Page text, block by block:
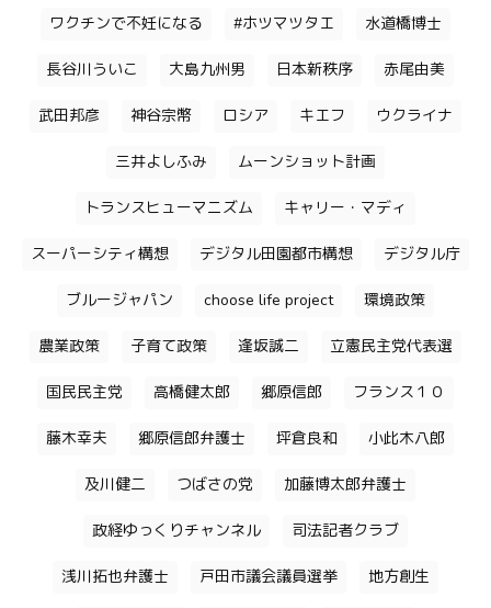
ワクチンで不妊になる #ホツマツタエ 水道橋博士
長谷川ういこ 大島九州男 日本新秩序 赤尾由美
武田邦彦 神谷宗幣 ロシア キエフ ウクライナ
三井よしふみ ムーンショット計画
トランスヒューマニズム キャリー・マディ
スーパーシティ構想 デジタル田園都市構想 デジタル庁
ブルージャパン choose life project 環境政策
農業政策 子育て政策 逢坂誠二 立憲民主党代表選
国民民主党 高橋健太郎 郷原信郎 フランス１０
藤木幸夫 郷原信郎弁護士 坪倉良和 小此木八郎
及川健二 つばさの党 加藤博太郎弁護士
政経ゆっくりチャンネル 司法記者クラブ
浅川拓也弁護士 戸田市議会議員選挙 地方創生